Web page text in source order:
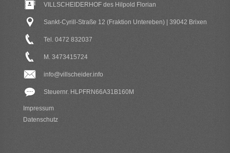
VILLSCHEIDERHOF des Hilpold Florian
Sankt-Cyrill-Straße 12 (Fraktion Untereben) | 39042 Brixen
Tel. 0472 832037
M. 3473415724
info@villscheider.info
Steuernr. HLPFRN66A31B160M
Impressum
Datenschutz